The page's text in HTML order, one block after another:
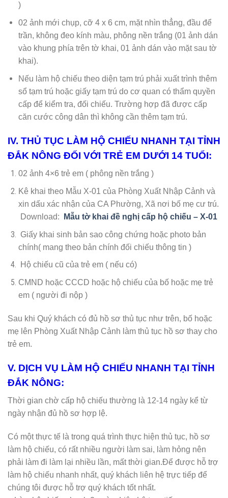
)
02 ảnh mới chụp, cỡ 4 x 6 cm, mặt nhìn thẳng, đầu để
trần, không đeo kính màu, phông nền trắng (01 ảnh dán
vào khung phía trên tờ khai, 01 ảnh dán vào mặt sau tờ
khai).
Nếu làm hộ chiếu theo diện tạm trú phải xuất trình thêm
sổ tạm trú hoặc giấy tạm trú do cơ quan có thẩm quyền
cấp để kiểm tra, đối chiếu. Trường hợp đã được cấp
căn cước công dân thì không cần thêm tạm trú.
IV. THỦ TỤC LÀM HỘ CHIẾU NHANH TẠI TỈNH
ĐẮK NÔNG ĐỐI VỚI TRẺ EM DƯỚI 14 TUỔI:
02 ảnh 4×6 trẻ em ( phông nền trắng )
Kê khai theo Mẫu X-01 của Phòng Xuất Nhập Cảnh và
xin dấu xác nhận của CA Phường, Xã nơi bố mẹ cư trú.
Download:
Mẫu tờ khai đề nghị cấp hộ chiếu – X-01
Giấy khai sinh bản sao công chứng hoặc photo bản
chính( mang theo bản chính đối chiếu thông tin )
Hộ chiếu cũ của trẻ em ( nếu có)
CMND hoặc CCCD hoặc hộ chiếu của bố hoặc mẹ trẻ
em ( người đi nộp )
Sau khi Quý khách có đủ hồ sơ thủ tục như trên, bố hoặc
mẹ lên Phòng Xuất Nhập Cảnh làm thủ tục hồ sơ thay cho
trẻ em.
V. DỊCH VỤ LÀM HỘ CHIẾU NHANH TẠI TỈNH
ĐẮK NÔNG:
Thời gian chờ cấp hộ chiếu thường là 12-14 ngày kể từ
ngày nhận đủ hồ sơ hợp lệ.
Có một thực tế là trong quá trình thực hiện thủ tục, hồ sơ
làm hộ chiếu, có rất nhiều người làm sai, làm hỏng nên
phải làm đi làm lại nhiều lần, mất thời gian.Để được hỗ trợ
làm hộ chiếu nhanh nhất, quý khách liên hệ trực tiếp để
chúng tôi được hỗ trợ quý khách tốt nhất.